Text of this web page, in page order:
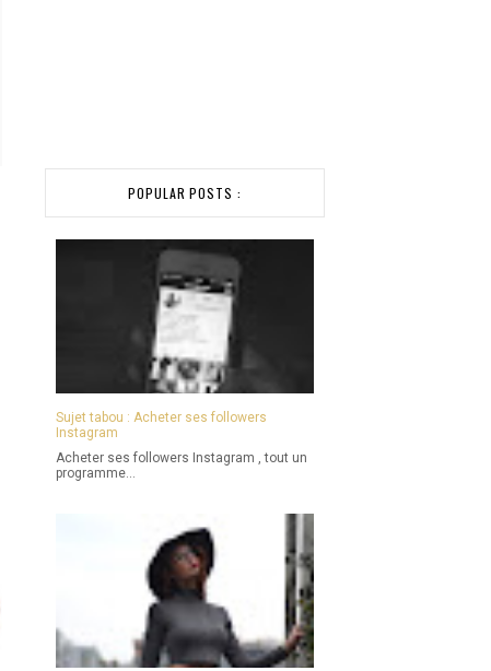
POPULAR POSTS :
Sujet tabou : Acheter ses followers
Instagram
Acheter ses followers Instagram , tout un
programme...